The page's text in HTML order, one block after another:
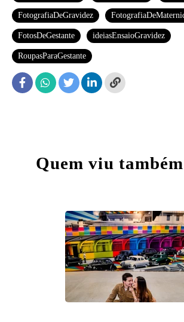
FotografiaDeGravidez
FotosDeGestante ideiasEnsaioGravidez
RoupasParaGestante
Quem viu